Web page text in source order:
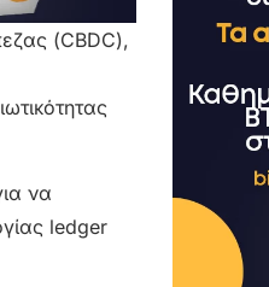
(CBDC),
να
ledger